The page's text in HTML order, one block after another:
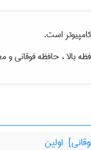
است.
بالا ، حافظه فوقانیو